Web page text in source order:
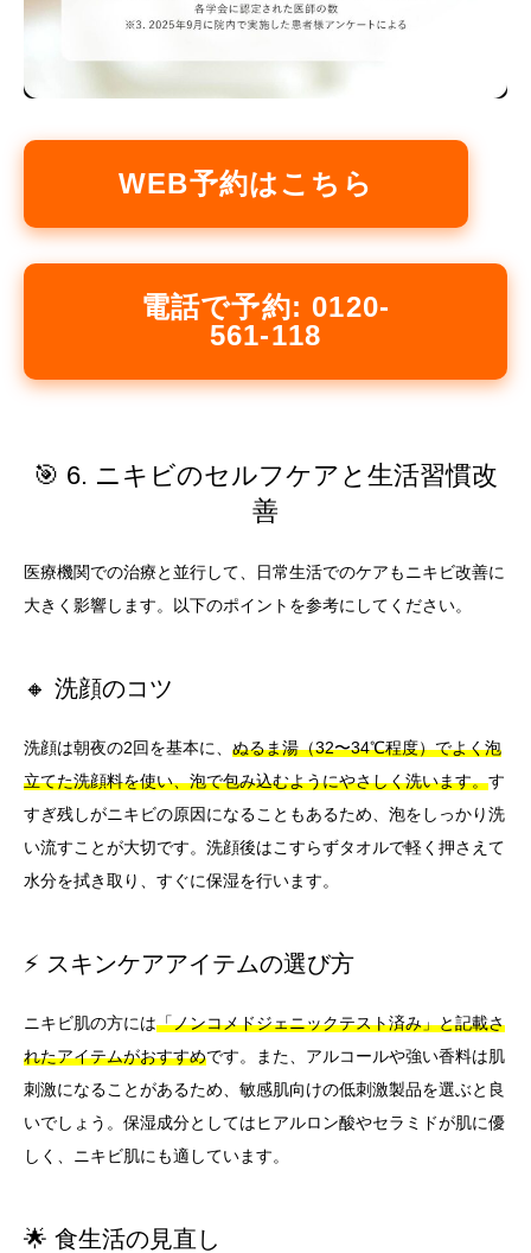
WEB予約はこちら
電話で予約: 0120-
561-118
🎯 6. ニキビのセルフケアと生活習慣改
善
医療機関での治療と並行して、日常生活でのケアもニキビ改善に
大きく影響します。以下のポイントを参考にしてください。
🔸 洗顔のコツ
洗顔は朝夜の2回を基本に、 ぬるま湯（32〜34℃程度）でよく泡
立てた洗顔料を使い、泡で包み込むようにやさしく洗います。す
すぎ残しがニキビの原因になることもあるため、泡をしっかり洗
い流すことが大切です。洗顔後はこすらずタオルで軽く押さえて
水分を拭き取り、すぐに保湿を行います。
⚡ スキンケアアイテムの選び方
ニキビ肌の方には「ノンコメドジェニックテスト済み」と記載さ
れたアイテムがおすすめです。また、アルコールや強い香料は肌
刺激になることがあるため、敏感肌向けの低刺激製品を選ぶと良
いでしょう。保湿成分としてはヒアルロン酸やセラミドが肌に優
しく、ニキビ肌にも適しています。
🌟 食生活の見直し